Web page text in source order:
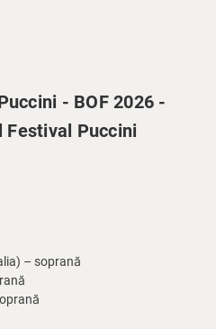
- BOF 2026 -
Festival Puccini
– soprană